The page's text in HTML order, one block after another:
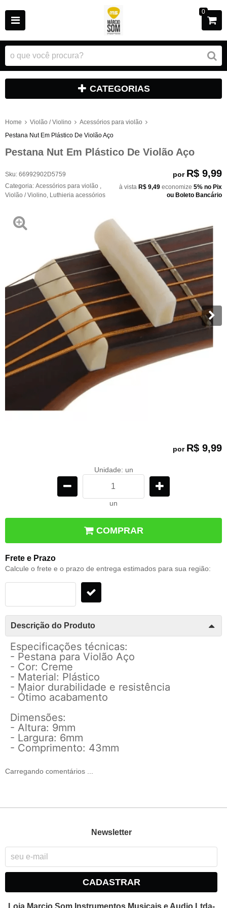
0
CATEGORIAS
Home Violão / Violino
Acessórios para violão
Pestana Nut Em Plástico De Violão Aço
Pestana Nut Em Plástico De Violão Aço
Sku: 66992902D5759
Categoria: Acessórios para violão
Violão / Violino Luthieria acessórios
por R$ 9,99
à vista R$ 9,49 economize 5% no Pix
ou Boleto Bancário
por R$ 9,99
Unidade: un
un
COMPRAR
Frete e Prazo
Calcule o frete e o prazo de entrega estimados para sua região:
Descrição do Produto
Especificações técnicas:
- Pestana para Violão Aço
- Cor: Creme
- Material: Plástico
- Maior durabilidade e resistência
- Ótimo acabamento
Dimensões:
- Altura: 9mm
- Largura: 6mm
- Comprimento: 43mm
Carregando comentários ...
Newsletter
CADASTRAR
Loja Marcio Som Instrumentos Musicais e Audio Ltda-